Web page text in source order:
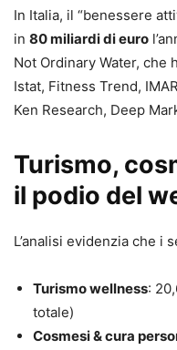
In Italia, il “benessere
in 80 miliardi di euro
Not Ordinary Water, che
Istat, Fitness Trend,
Ken Research, Deep
Turismo,
il podio del
L’analisi evidenzia che i
Turismo wellness:
totale)
Cosmesi & cura